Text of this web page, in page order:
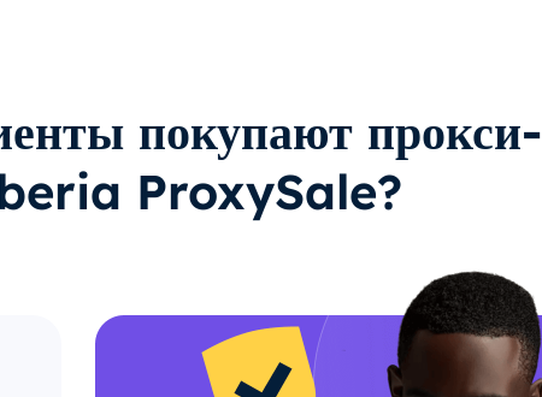
покупают прокси-
ProxySale?